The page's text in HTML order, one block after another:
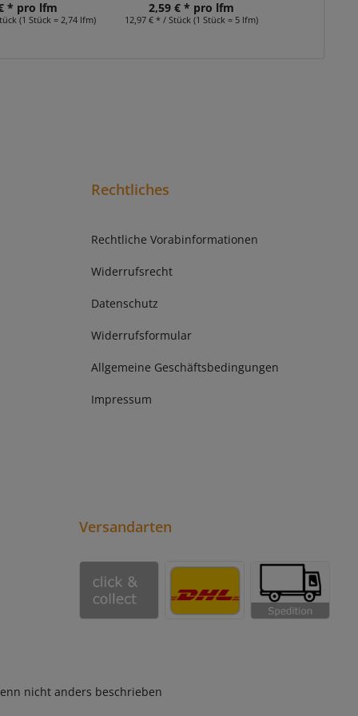
* pro lfm
(1 Stück = 2,74 lfm)
2,59 € * pro lfm
12,97 € * / Stück (1 Stück = 5 lfm)
Rechtliches
Rechtliche Vorabinformationen
Widerrufsrecht
Datenschutz
Widerrufsformular
Allgemeine Geschäftsbedingungen
Impressum
Versandarten
nicht anders beschrieben